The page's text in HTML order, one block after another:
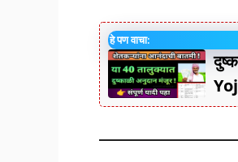
हे पण वाचा: